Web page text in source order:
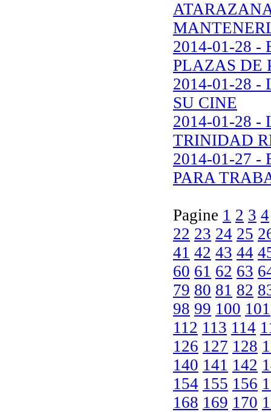
2014-01-28 -
PLAZAS DE
2014-01-28 -
SU CINE
2014-01-28 -
TRINIDAD
2014-01-27 -
PARA
Pagine 1 2 3 4
22 23 24 25
41 42 43 44
60 61 62 63
79 80 81 82
98 99 100 101
112 113 114
126 127 128
140 141 142
154 155 156
168 169 170